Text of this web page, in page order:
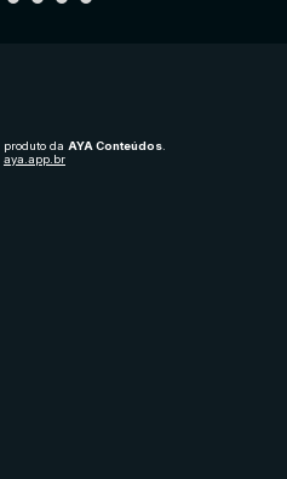
produto da AYA Conteúdos
aya.app.br